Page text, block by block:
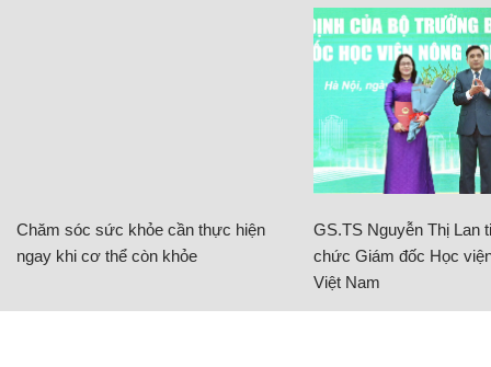
Chăm sóc sức khỏe cần thực hiện
ngay khi cơ thể còn khỏe
GS.TS Nguyễn Thị Lan
chức Giám đốc Học
Việt Nam